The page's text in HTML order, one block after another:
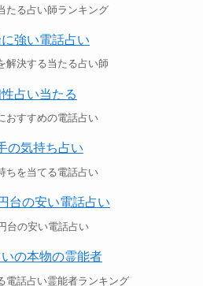
たる占い師ランキング
解決する当たる占い師
おすすめの電話占い
ちを当てる電話占い
台の安い電話占い
電話占い霊能者ランキング